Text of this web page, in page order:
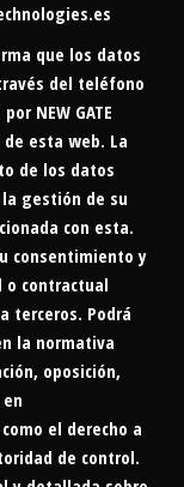
que los datos
del teléfono
NEW GATE
de esta web. La
de los datos
gestión de su
con esta.
consentimiento y
o contractual
terceros. Podrá
la normativa
oposición,
el derecho a
de control.